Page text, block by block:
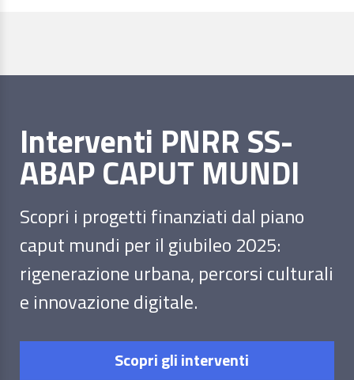
Interventi PNRR SS-
ABAP CAPUT MUNDI
Scopri i progetti finanziati dal piano
caput mundi per il giubileo 2025:
rigenerazione urbana, percorsi culturali
e innovazione digitale.
Scopri gli interventi